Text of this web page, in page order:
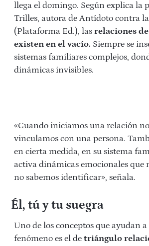
llega el domingo. Según explica la
Trilles, autora de Antídoto contra
(Plataforma Ed.), las relaciones
existen en el vacío. Siempre se
sistemas familiares complejos,
dinámicas invisibles.
«Cuando iniciamos una relación
vinculamos con una persona.
en cierta medida, en su sistema
activa dinámicas emocionales que
no sabemos identificar», señala.
Él, tú y tu suegra
Uno de los conceptos que ayudan
fenómeno es el de triángulo